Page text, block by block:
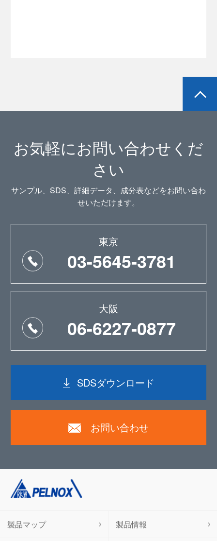
お気軽にお問い合わせくだ
さい
サンプル、SDS、詳細データ、成分表などをお問い合わ
せいただけます。
東京
03-5645-3781
大阪
06-6227-0877
SDSダウンロード
お問い合わせ
製品マップ 製品情報